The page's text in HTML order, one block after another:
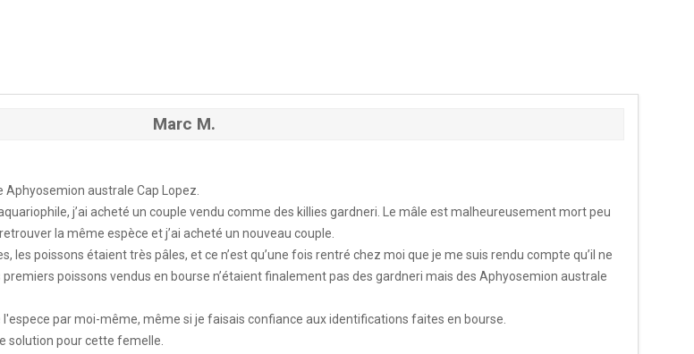
+
2026
Marc M.
australe Cap Lopez.
j’ai acheté un couple vendu comme des killies gardneri. Le mâle est malheureusement mort peu
la même espèce et j’ai acheté un nouveau couple.
les poissons étaient très pâles, et ce n’est qu’une fois rentré chez moi que je me suis rendu compte qu’il ne
poissons vendus en bourse n’étaient finalement pas des gardneri mais des Aphyosemion australe
l'espece par moi-même, même si je faisais confiance aux identifications faites en bourse.
solution pour cette femelle.